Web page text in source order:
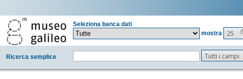
Seleziona banca dati
mostra
25
Ricerca semplice Tutti i campi